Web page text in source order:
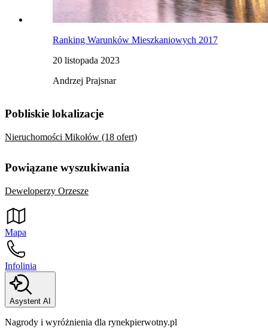
Ranking Warunków Mieszkaniowych 2017
20 listopada 2023
Andrzej Prajsnar
Pobliskie lokalizacje
Nieruchomości Mikołów (18 ofert)
Powiązane wyszukiwania
Deweloperzy Orzesze
Mapa
Infolinia
Asystent AI
Nagrody i wyróżnienia dla rynekpierwotny.pl